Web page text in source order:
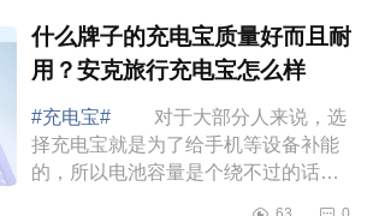
什么牌子的充电宝质量好而且耐
用？安克旅行充电宝怎么样
#充电宝#
对于大部分人来说，选
择充电宝就是为了给手机等设备补能
的，所以电池容量是个绕不过的话